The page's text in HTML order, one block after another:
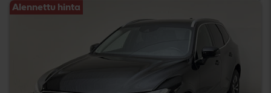
Alennettu hinta